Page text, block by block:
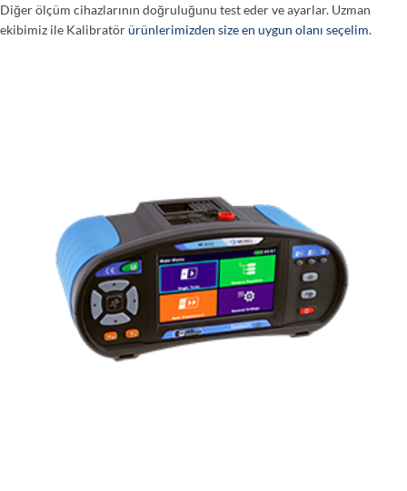
Diğer ölçüm cihazlarının doğruluğunu test eder ve ayarlar. Uzman
ekibimiz ile Kalibratörürünlerimizden size en uygun olanı seçelim.